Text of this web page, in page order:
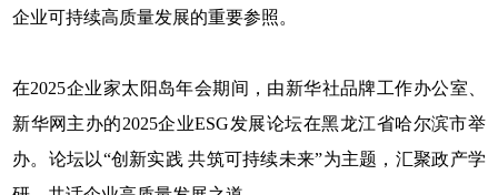
企业可持续高质量发展的重要参照。
在2025企业家太阳岛年会期间，由新华社品牌工作办公室、
新华网主办的2025企业ESG发展论坛在黑龙江省哈尔滨市举
办。论坛以“创新实践 共筑可持续未来”为主题，汇聚政产学